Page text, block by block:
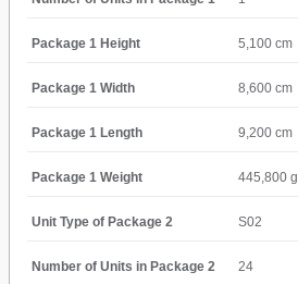
Package 1 Height 5,100 cm
Package 1 Width 8,600 cm
Package 1 Length 9,200 cm
Package 1 Weight 445,800 g
Unit Type of Package 2 S02
Number of Units in Package 2 24